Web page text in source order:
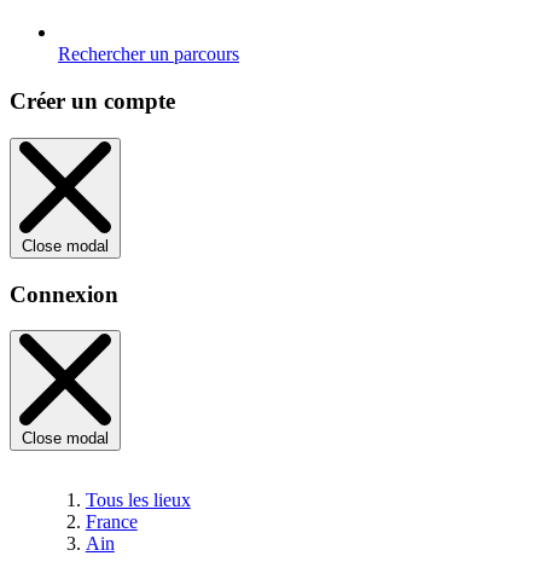
Rechercher un parcours
Créer un compte
Close modal
Connexion
Close modal
Tous les lieux
France
Ain